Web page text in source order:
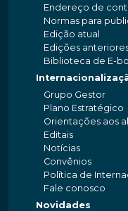
Endereço de
Normas para
Edição atual
Edições
Biblioteca de E-
Grupo Gestor
Plano Estratégico
Orientações aos
Editais
Notícias
Convênios
Política de
Fale conosco
Novidades